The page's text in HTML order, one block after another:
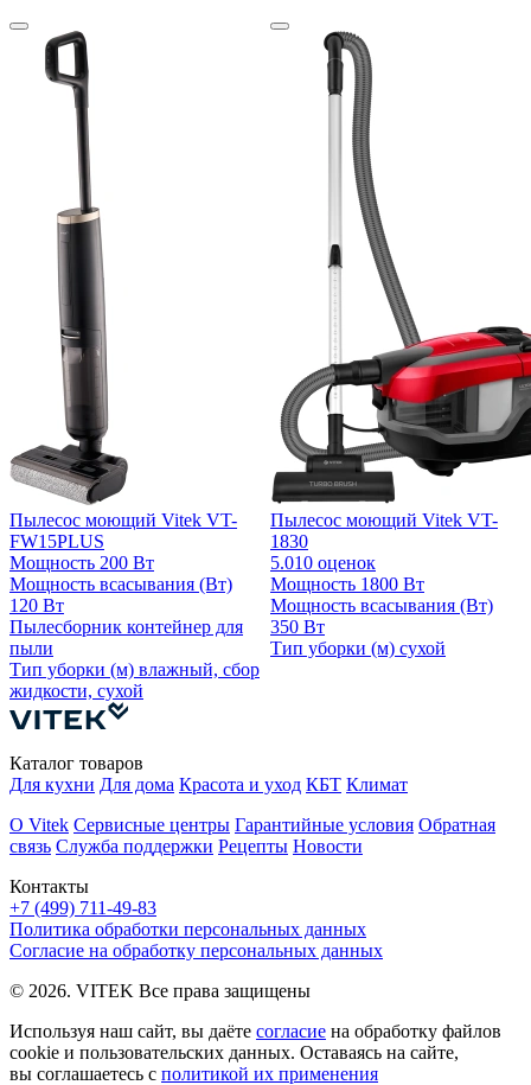
Пылесос моющий Vitek VT-
FW15PLUS
Мощность 200 Вт
Мощность всасывания (Вт)
120 Вт
Пылесборник контейнер для
пыли
Тип уборки (м) влажный, сбор
жидкости, сухой
Пылесос моющий Vitek VT-
1830
5.010 оценок
Мощность 1800 Вт
Мощность всасывания (Вт)
350 Вт
Тип уборки (м) сухой
Контакты
+7 (499) 711-49-83
Каталог товаров
Для кухни Для дома Красота и уход КБТ Климат
О Vitek Сервисные центры Гарантийные условия Обратная
связь Служба поддержки Рецепты Новости
Политика обработки персональных данных
Согласие на обработку персональных данных
© 2026. VITEK Все права защищены
Используя наш сайт, вы даёте согласие на обработку файлов
cookie и пользовательских данных. Оставаясь на сайте,
вы соглашаетесь с политикой их применения